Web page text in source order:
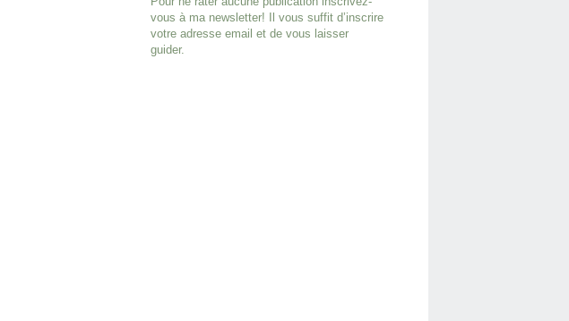
vous à ma newsletter! Il vous suffit d’inscrire
votre adresse email et de vous laisser
guider.